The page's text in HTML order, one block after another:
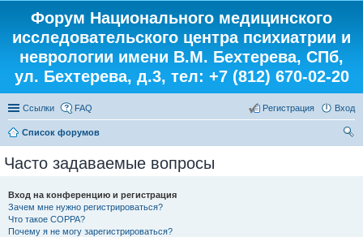
Форум Национального медицинского
исследовательского центра психиатрии и
неврологии имени В.М. Бехтерева, СПб,
ул. Бехтерева, д.3, тел: +7 (812) 670-02-20
Ссылки FAQ Вход
Регистрация
Список форумов
Часто задаваемые вопросы
Вход на конференцию и регистрация
Зачем мне нужно регистрироваться?
Что такое COPPA?
Почему я не могу зарегистрироваться?